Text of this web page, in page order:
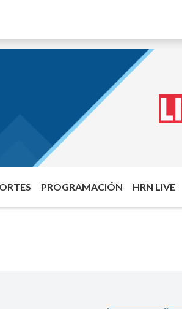
PROGRAMACIÓN HRN LIVE